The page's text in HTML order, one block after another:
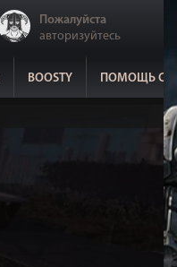
Пожалуйста
авторизуйтесь
BOOSTY ПОМОЩЬ